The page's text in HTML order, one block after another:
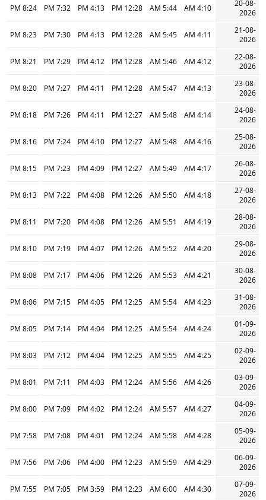
20-08-
2026
4:10 AM
5:44 AM
12:28 PM
4:13 PM
7:32 PM
8:24 PM
21-08-
2026
4:11 AM
5:45 AM
12:28 PM
4:13 PM
7:30 PM
8:23 PM
22-08-
2026
4:12 AM
5:46 AM
12:28 PM
4:12 PM
7:29 PM
8:21 PM
23-08-
2026
4:13 AM
5:47 AM
12:28 PM
4:11 PM
7:27 PM
8:20 PM
24-08-
2026
4:14 AM
5:48 AM
12:27 PM
4:11 PM
7:26 PM
8:18 PM
25-08-
2026
4:16 AM
5:48 AM
12:27 PM
4:10 PM
7:24 PM
8:16 PM
26-08-
2026
4:17 AM
5:49 AM
12:27 PM
4:09 PM
7:23 PM
8:15 PM
27-08-
2026
4:18 AM
5:50 AM
12:26 PM
4:08 PM
7:22 PM
8:13 PM
28-08-
2026
4:19 AM
5:51 AM
12:26 PM
4:08 PM
7:20 PM
8:11 PM
29-08-
2026
4:20 AM
5:52 AM
12:26 PM
4:07 PM
7:19 PM
8:10 PM
30-08-
2026
4:21 AM
5:53 AM
12:26 PM
4:06 PM
7:17 PM
8:08 PM
31-08-
2026
4:23 AM
5:54 AM
12:25 PM
4:05 PM
7:15 PM
8:06 PM
01-09-
2026
4:24 AM
5:54 AM
12:25 PM
4:04 PM
7:14 PM
8:05 PM
02-09-
2026
4:25 AM
5:55 AM
12:25 PM
4:04 PM
7:12 PM
8:03 PM
03-09-
2026
4:26 AM
5:56 AM
12:24 PM
4:03 PM
7:11 PM
8:01 PM
04-09-
2026
4:27 AM
5:57 AM
12:24 PM
4:02 PM
7:09 PM
8:00 PM
05-09-
2026
4:28 AM
5:58 AM
12:24 PM
4:01 PM
7:08 PM
7:58 PM
06-09-
2026
4:29 AM
5:59 AM
12:23 PM
4:00 PM
7:06 PM
7:56 PM
07-09-
2026
4:30 AM
6:00 AM
12:23 PM
3:59 PM
7:05 PM
7:55 PM